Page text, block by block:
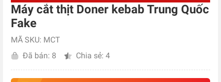
Máy cắt thịt Doner kebab Trung Quốc
Fake
MÃ SKU: MCT
Đã bán: 8
Chia sẻ: 4